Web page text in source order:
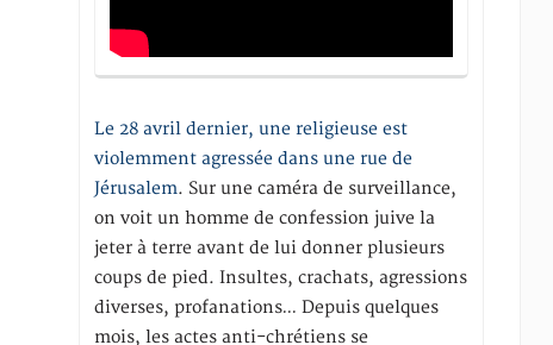
Le 28 avril dernier, une religieuse est
violemment agressée dans une rue de
Jérusalem. Sur une caméra de surveillance,
on voit un homme de confession juive la
jeter à terre avant de lui donner plusieurs
coups de pied. Insultes, crachats, agressions
diverses, profanations… Depuis quelques
mois, les actes anti-chrétiens se